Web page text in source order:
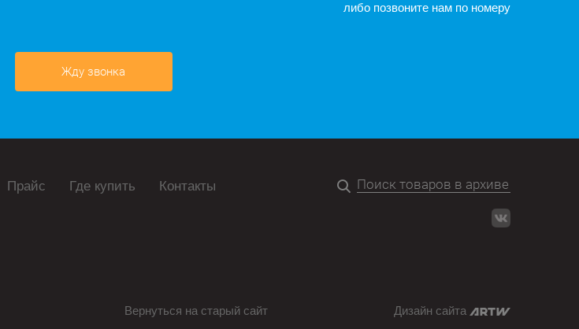
либо позвоните нам по номеру
Жду звонка
Прайс Где купить Контакты
Вернуться на старый сайт Дизайн сайта